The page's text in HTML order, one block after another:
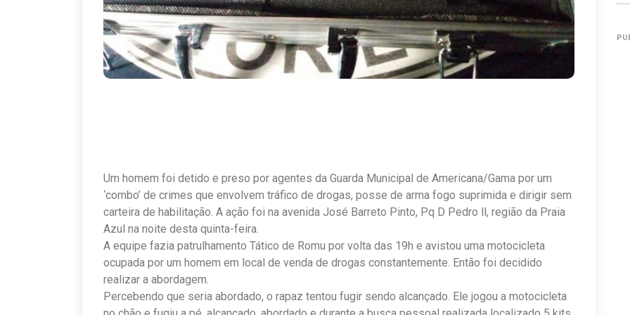
Um homem foi detido e preso por agentes da Guarda Municipal de Americana/Gama por um
‘combo’ de crimes que envolvem tráfico de drogas, posse de arma fogo suprimida e dirigir sem
carteira de habilitação. A ação foi na avenida José Barreto Pinto, Pq D Pedro ll, região da Praia
Azul na noite desta quinta-feira.
A equipe fazia patrulhamento Tático de Romu por volta das 19h e avistou uma motocicleta
ocupada por um homem em local de venda de drogas constantemente. Então foi decidido
realizar a abordagem.
Percebendo que seria abordado, o rapaz tentou fugir sendo alcançado. Ele jogou a motocicleta